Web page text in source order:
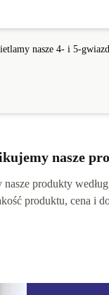
nasze 4- i 5-
nasze
produkty
produktu, cena i